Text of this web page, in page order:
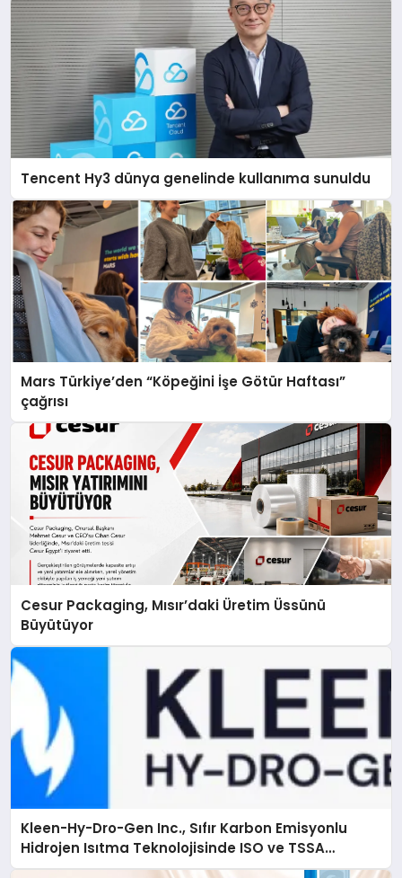
Tencent Hy3 dünya genelinde kullanıma sunuldu
Mars Türkiye’den “Köpeğini İşe Götür Haftası”
çağrısı
Cesur Packaging, Mısır’daki Üretim Üssünü
Büyütüyor
Kleen-Hy-Dro-Gen Inc., Sıfır Karbon Emisyonlu
Hidrojen Isıtma Teknolojisinde ISO ve TSSA
Düzenleyici Onaylarını Aldı